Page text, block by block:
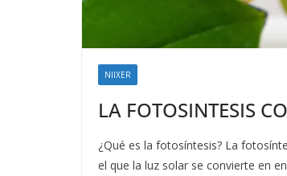
NIIXER
LA FOTOSINTESIS
¿Qué es la fotosíntesis? La
el que la luz solar se convierte en